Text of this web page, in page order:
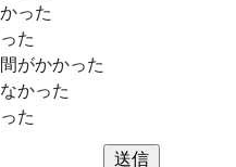
った
た
がかかった
かった
た
送信